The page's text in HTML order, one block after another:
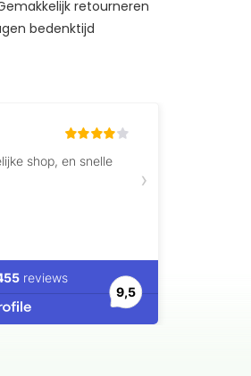
retourneren
bedenktijd